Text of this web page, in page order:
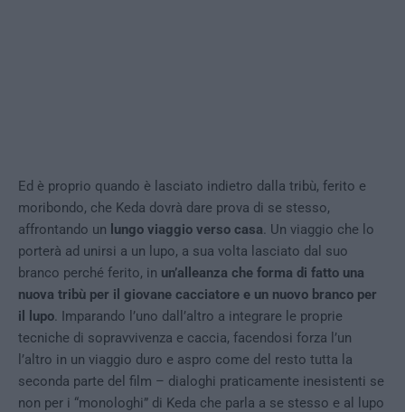
Ed è proprio quando è lasciato indietro dalla tribù, ferito e
moribondo, che Keda dovrà dare prova di se stesso,
affrontando un lungo viaggio verso casa . Un viaggio che lo
porterà ad unirsi a un lupo, a sua volta lasciato dal suo
branco perché ferito, in un’alleanza che forma di fatto una
nuova tribù per il giovane cacciatore e un nuovo branco per
il lupo . Imparando l’uno dall’altro a integrare le proprie
tecniche di sopravvivenza e caccia, facendosi forza l’un
l’altro in un viaggio duro e aspro come del resto tutta la
seconda parte del film – dialoghi praticamente inesistenti se
non per i “monologhi” di Keda che parla a se stesso e al lupo